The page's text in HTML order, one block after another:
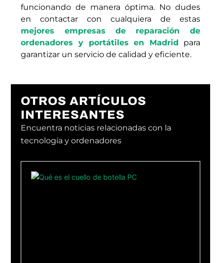
funcionando de manera óptima. No dudes
en contactar con cualquiera de estas
mejores empresas de reparación de
ordenadores y portátiles en Madrid para
garantizar un servicio de calidad y eficiente.
OTROS ARTÍCULOS
INTERESANTES
Encuentra noticias relacionadas con la
tecnología y ordenadores